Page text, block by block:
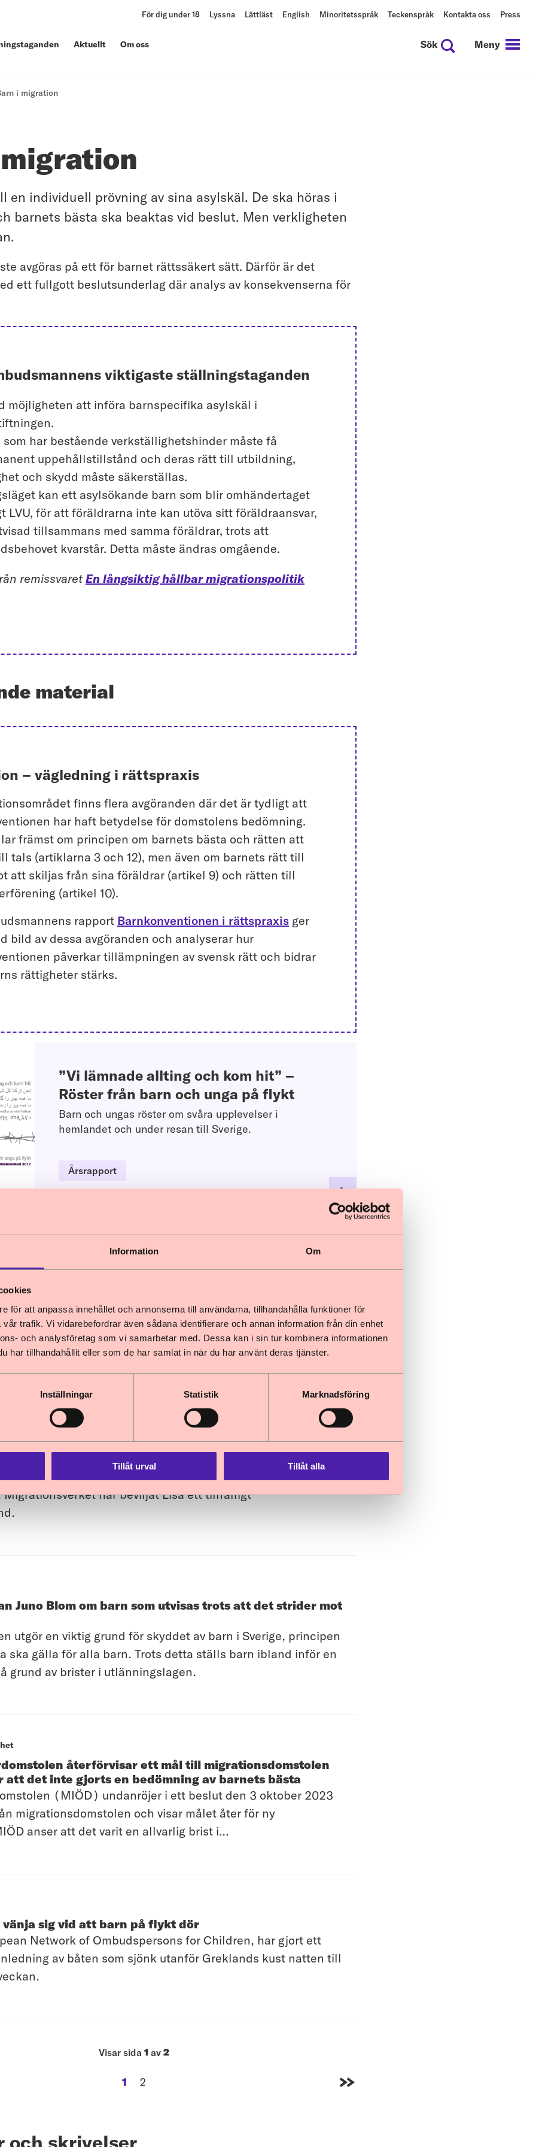
Information Om
för att anpassa innehållet och annonserna till användarna, tillhandahålla funktioner för
trafik. Vi vidarebefordrar även sådana identifierare och annan information från din enhet
och analysföretag som vi samarbetar med. Dessa kan i sin tur kombinera informationen
har tillhandahållit eller som de har samlat in när du har använt deras tjänster.
Inställningar Statistik Marknadsföring
Tillåt urval Tillåt alla
För dig under 18 Lyssna Lättläst English Minoritetsspråk Teckenspråk Kontakta oss Press
Aktuellt Om oss Sök Meny
i migration
en individuell prövning av sina asylskäl. De ska höras i
barnets bästa ska beaktas vid beslut. Men verkligheten
avgöras på ett för barnet rättssäkert sätt. Därför är det
ett fullgott beslutsunderlag där analys av konsekvenserna för
viktigaste ställningstaganden
möjligheten att införa barnspecifika asylskäl i
som har bestående verkställighetshinder måste få
uppehållstillstånd och deras rätt till utbildning,
och skydd måste säkerställas.
kan ett asylsökande barn som blir omhändertaget
LVU, för att föräldrarna inte kan utöva sitt föräldraansvar,
tillsammans med samma föräldrar, trots att
kvarstår. Detta måste ändras omgående.
remissvaretEn långsiktig hållbar migrationspolitik
material
– vägledning i rättspraxis
finns flera avgöranden där det är tydligt att
har haft betydelse för domstolens bedömning.
främst om principen om barnets bästa och rätten att
tals (artiklarna 3 och 12), men även om barnets rätt till
att skiljas från sina föräldrar (artikel 9) och rätten till
(artikel 10).
rapport Barnkonventionen i rättspraxis ger
bild av dessa avgöranden och analyserar hur
påverkar tillämpningen av svensk rätt och bidrar
rättigheter stärks.
”Vi lämnade allting och kom hit” –
Röster från barn och unga på flykt
Barn och ungas röster om svåra upplevelser i
hemlandet och under resan till Sverige.
Årsrapport
i rättsprocesser och beslut som rör
har släppt en rapport om barnkonventionens användning
från domstol och JO. Rapporten visar att
Lisa får stanna i Sverige
från Migrationsverket att utvisningshotade Lisa får
Migrationsverket har beviljat Lisa ett tillfälligt
Juno Blom om barn som utvisas trots att det strider mot
utgör en viktig grund för skyddet av barn i Sverige, principen
ska gälla för alla barn. Trots detta ställs barn ibland inför en
grund av brister i utlänningslagen.
återförvisar ett mål till migrationsdomstolen
att det inte gjorts en bedömning av barnets bästa
(MIÖD) undanröjer i ett beslut den 3 oktober 2023
migrationsdomstolen och visar målet åter för ny
anser att det varit en allvarlig brist i
vänja sig vid att barn på flykt dör
Network of Ombudspersons for Children, har gjort ett
av båten som sjönk utanför Greklands kust natten till
Visar sida 1 av 2
sida
1
sida
2
Gå till sista sidan